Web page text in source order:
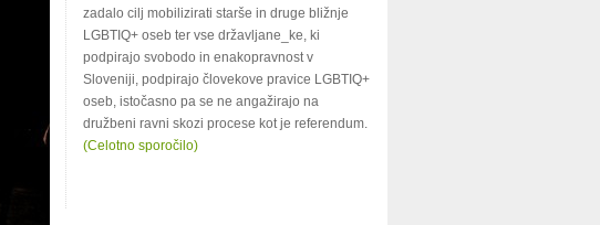
zadalo cilj mobilizirati starše in druge bližnje
LGBTIQ+ oseb ter vse državljane_ke, ki
podpirajo svobodo in enakopravnost v
Sloveniji, podpirajo človekove pravice LGBTIQ+
oseb, istočasno pa se ne angažirajo na
družbeni ravni skozi procese kot je referendum.
(Celotno sporočilo)